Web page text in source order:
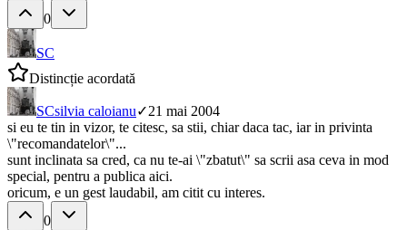
0
SC
Distincție acordată
SCsilvia caloianu✓21 mai 2004
si eu te tin in vizor, te citesc, sa stii, chiar daca tac, iar in privinta
\"recomandatelor\"...
sunt inclinata sa cred, ca nu te-ai \"zbatut\" sa scrii asa ceva in mod
special, pentru a publica aici.
oricum, e un gest laudabil, am citit cu interes.
0